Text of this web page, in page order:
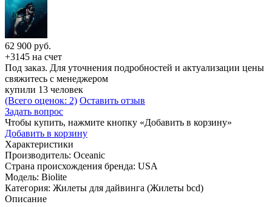
62 900 руб.
+3145 на счет
Под заказ. Для уточнения подробностей и актуализации цены
свяжитесь с менеджером
купили 13 человек
(Всего оценок: 2) Оставить отзыв
Задать вопрос
Чтобы купить, нажмите кнопку «Добавить в корзину»
Добавить в корзину
Характеристики
Производитель: Oceanic
Страна происхождения бренда: USA
Модель: Biolite
Категория: Жилеты для дайвинга (Жилеты bcd)
Описание